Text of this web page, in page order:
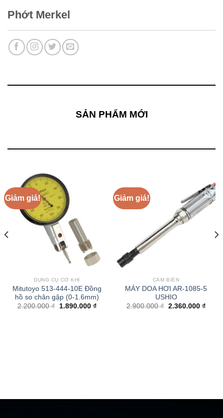
Phớt Merkel
SẢN PHẨM MỚI
Giảm giá!
DỤNG CỤ CƠ KHÍ
Mitutoyo 513-444-10E Đồng
hồ so chân gập (0-1.6mm)
2.200.000₫
Giá
1.890.000 ₫Giá
Giảm giá!
CẢM BIẾN
MÁY DOA HƠI AR-1085-5
USHIO
2.900.000₫ Giá
2.360.000 ₫Giá